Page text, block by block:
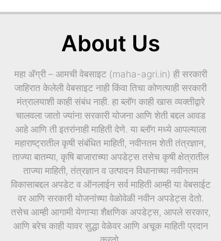
About Us
महा ॲग्री – आमची वेबसाइट (maha-agri.in) ही सरकारी
जाहिरात केलेली वेबसाइट नाही किंवा तिचा कोणत्याही सरकारी
मंत्रालयाशी काही संबंध नाही. हा ब्लॉग काही खास व्यक्तीद्वारे
चालवला जातो ज्यांना सरकारी योजना आणि शेती बद्दल आवड
आहे आणि ती इतरांनाही माहिती देणे. या ब्लॉग मध्ये आपल्याला
महाराष्ट्रातील कृषी संबंधित माहिती, नवीनतम शेती तंत्रज्ञान,
ताज्या बातम्या, कृषि बाजाराच्या अपडेट्स तसेच कृषी क्षेत्रातील
ताज्या माहिती, तंत्रज्ञान व उत्पादन विधानाच्या नवीनतम
विकासाबद्दल अपडेट व ऑनलाईन सर्व माहिती आम्ही या वेबसाईट
वर आणि सरकारी योजनांच्या वेळोवेळी नवीन अपडेट्स देतो.
तसेच आम्ही आगामी येणाऱ्या शैक्षणिक अपडेट्स, आपले सरकार,
आणि बरेच काही यावर सुद्धा वेळेवर आणि अचूक माहिती प्रदान